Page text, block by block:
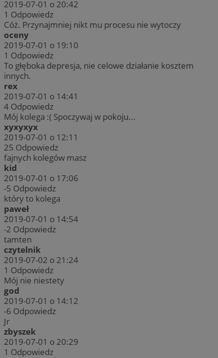
2019-07-01 o 20:42
1 Odpowiedz
Cóż. Przynajmniej nikt mu procesu nie wytoczy
oceny
2019-07-01 o 19:10
1 Odpowiedz
To głęboka depresja, nie celowe działanie kosztem
innych.
rex
2019-07-01 o 14:41
4 Odpowiedz
Mój kolega :( Spoczywaj w pokoju...
xyxyxyx
2019-07-01 o 12:11
25 Odpowiedz
fajnych kolegów masz
kid
2019-07-01 o 17:06
-5 Odpowiedz
który to kolega
paweł
2019-07-01 o 14:54
-2 Odpowiedz
tamten
czytelnik
2019-07-02 o 21:24
1 Odpowiedz
Mój nie niestety
god
2019-07-01 o 14:12
-6 Odpowiedz
Jr
zbyszek
2019-07-01 o 20:29
1 Odpowiedz